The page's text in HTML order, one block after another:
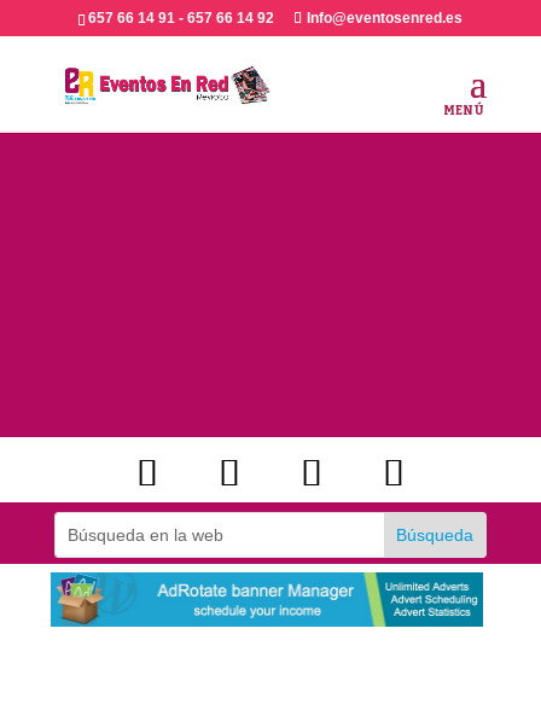
657 66 14 91 - 657 66 14 92 Info@eventosenred.es